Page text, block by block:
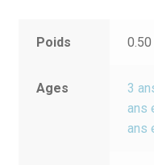
Poids
Ages 3
ans
ans